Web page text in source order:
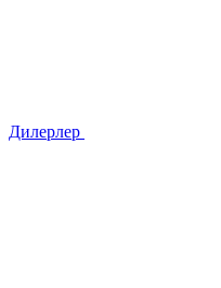
Дилерлер